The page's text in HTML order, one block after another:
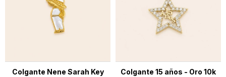
Colgante Nene Sarah Key
Colgante 15 años - Oro 10k